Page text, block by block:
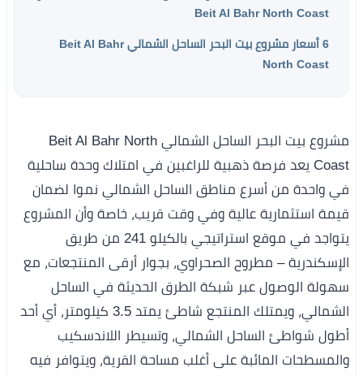
Beit Al Bahr North Coast
6
أسعار مشروع بيت البحر الساحل الشمالي Beit Al Bahr
North Coast
مشروع بيت البحر الساحل الشمالي Beit Al Bahr North
Coast يعد فرصة ذهبية للراغبين في امتلاك وحدة ساحلية
في واحدة من أسرع مناطق الساحل الشمالي نموا لضمان
قيمة استثمارية عالية وفي وقت قريب، خاصة وأن المشروع
يتواجد في موقع استراتيجي بالكيلو 241 من طريق
الإسكندرية – مطروح الصحراوي، بجوار أرقى المنتجعات، مع
سهولة الوصول عبر شبكة الطرق الحديثة في الساحل
الشمالي، ويمتلك المنتجع شاطئ يمتد 3.5 كيلومتر، أي أحد
أطول شواطئ الساحل الشمالي، وتسيطر اللاندسكيب
والمسطحات المائبة على أغلب مساحة القرية، ويتوافر فيه